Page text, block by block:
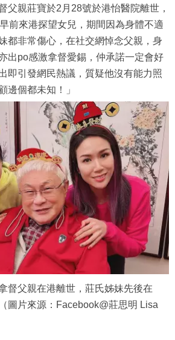
父親莊寶於2月28號於港怡醫院離世，
前來港探望女兒，期間因為身體不適
都非常傷心，在社交網悼念父親，身
出po感激拿督愛錫，仲承諾一定會好
即引發網民熱議，質疑他沒有能力照
邊個都未知！」
督父親在港離世，莊氏姊妹先後在
圖片來源：Facebook@莊思明 Lisa